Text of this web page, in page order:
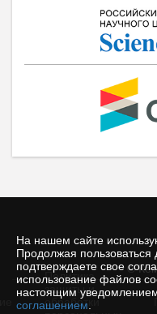
На нашем сайте
Продолжая
подтверждаете свое
использование файлов
настоящим
соглашением
©
Политика
защиты и
обработки